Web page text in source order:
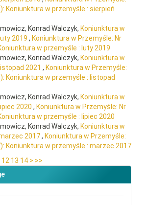
Koniunktura w przemyśle : sierpień
Konrad Walczyk, Koniunktura w
2019 , Koniunktura w Przemyśle: Nr
w przemyśle : luty 2019
Konrad Walczyk, Koniunktura w
2021 , Koniunktura w Przemyśle:
Koniunktura w przemyśle : listopad
Konrad Walczyk, Koniunktura w
2020 , Koniunktura w Przemyśle: Nr
w przemyśle : lipiec 2020
Konrad Walczyk, Koniunktura w
2017, Koniunktura w Przemyśle:
Koniunktura w przemyśle : marzec 2017
12 13 14 > >>